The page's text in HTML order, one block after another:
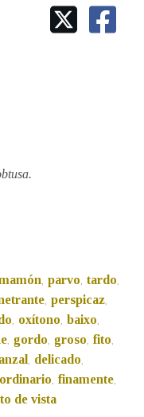
CORPORATIVA
ADALID
, parvo, tardo,
, perspicaz,
, oxítono, baixo,
, gordo, groso, fito,
, delicado,
ordinario, finamente,
de vista